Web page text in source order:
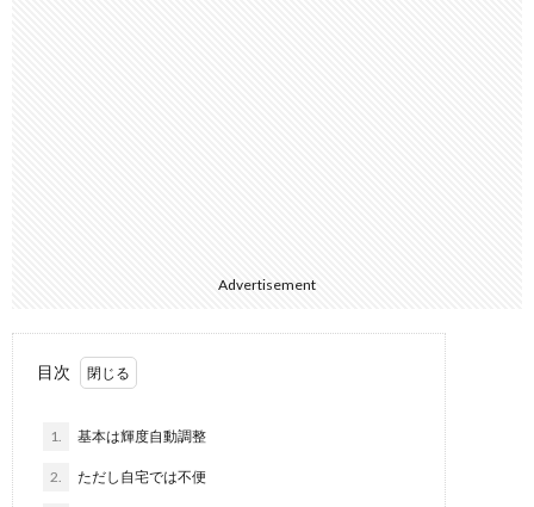
Advertisement
目次
1. 基本は輝度自動調整
2. ただし自宅では不便